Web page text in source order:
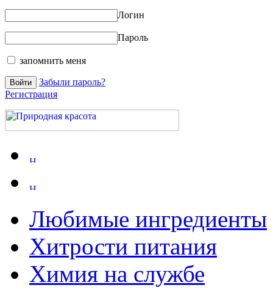
Логин
Пароль
запомнить меня
Забыли пароль?
Регистрация
Любимые ингредиенты
Хитрости питания
Химия на службе